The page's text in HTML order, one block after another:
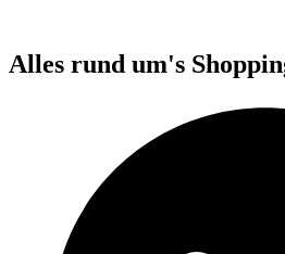
Alles rund um's